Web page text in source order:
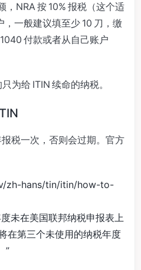
NRA 按 10% 报税（这个适
一般建议填至少 10 刀，缴
付款或者从自己账户
为给 ITIN 续命的纳税。
报税一次，否则会过期。官方
zh-hans/tin/itin/how-to-
未在美国联邦纳税申报表上
在第三个未使用的纳税年度
”